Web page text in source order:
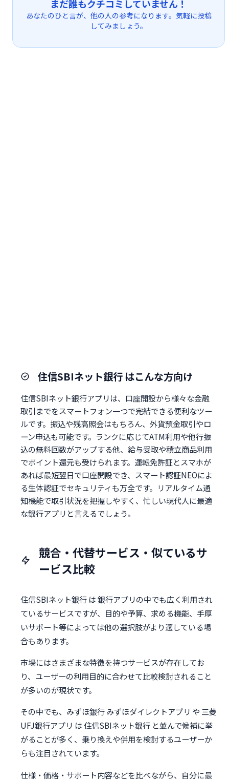
まだ誰もクチコミしていません！
あなたのひと言が、他の人の参考になります。気軽に投稿
してみましょう。
住信SBIネット銀行 はこんな方向け
住信SBIネット銀行アプリは、口座開設から様々な金融
取引までをスマートフォン一つで完結できる便利なツー
ルです。振込や残高照会はもちろん、外貨預金取引やロ
ーン申込も可能です。ランクに応じてATM利用や他行振
込の無料回数がアップする他、給与受取や積立商品利用
でポイント還元も受けられます。運転免許証とスマホが
あれば最短翌日で口座開設でき、スマート認証NEOによ
る生体認証でセキュリティも万全です。リアルタイム通
知機能で取引状況を把握しやすく、忙しい現代人に最適
な銀行アプリと言えるでしょう。
競合・代替サービス・似ているサ
ービス比較
住信SBIネット銀行 は 銀行アプリの中でも広く利用され
ているサービスですが、目的や予算、求める機能、手厚
いサポート等によっては他の選択肢がより適している場
合もあります。
市場にはさまざまな特徴を持つサービスが存在してお
り、ユーザーの利用目的に合わせて比較検討されること
が多いのが現状です。
その中でも、みずほ銀行 みずほダイレクトアプリ や 三菱
UFJ銀行アプリ は 住信SBIネット銀行 と並んで候補に挙
がることが多く、乗り換えや併用を検討するユーザーか
らも注目されています。
仕様・価格・サポート内容などを比べながら、自分に最